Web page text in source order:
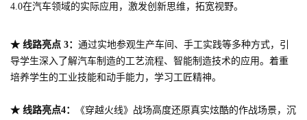
4.0在汽车领域的实际应用，激发创新思维，拓宽视野。
★ 线路亮点 3： 通过实地参观生产车间、手工实践等多种方式，引
导学生深入了解汽车制造的工艺流程、智能制造技术的应用。着重
培养学生的工业技能和动手能力，学习工匠精神。
★ 线路亮点4：
《穿越火线》战场高度还原真实炫酷的作战场景，沉